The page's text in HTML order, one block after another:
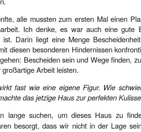
alle mussten zum ersten Mal einen
Ich denke, es war auch eine gute
Darin liegt eine Menge
diesen besonderen Hindernissen
Bescheiden sein und Wege finden,
Arbeit leisten.
fast wie eine eigene Figur. Wie
das jetzige Haus zur perfekten
lange suchen, um dieses Haus zu
besorgt, dass wir nicht in der Lage